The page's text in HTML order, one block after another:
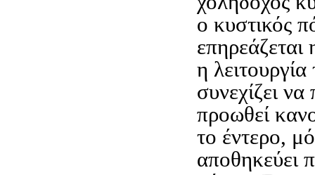
ο κυστικός
επηρεάζεται
η
συνεχίζει
προωθεί
το έντερο,
αποθηκεύει